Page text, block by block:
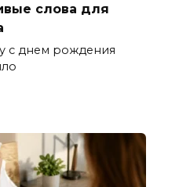
слова для
с днем рождения